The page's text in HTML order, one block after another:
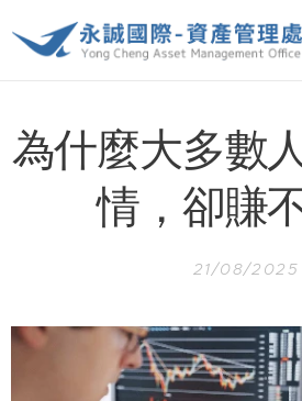
為什麼大多數
情，卻賺
21/08/2025